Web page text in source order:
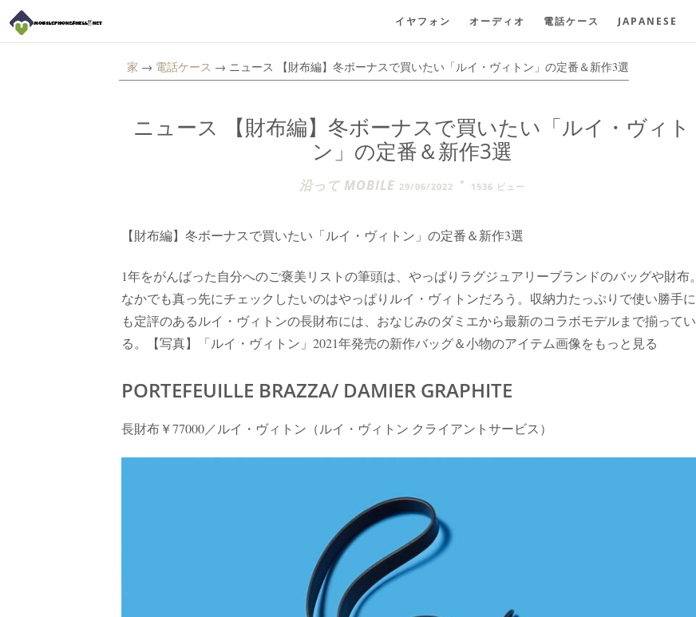
イヤフォン オーディオ 電話ケース JAPANESE
家 → 電話ケース → ニュース 【財布編】冬ボーナスで買いたい「ルイ・ヴィトン」の定番＆新作3選
ニュース 【財布編】冬ボーナスで買いたい「ルイ・ヴィト
ン」の定番＆新作3選
沿って MOBILE 29/06/2022 1536 ビュー
【財布編】冬ボーナスで買いたい「ルイ・ヴィトン」の定番＆新作3選
1年をがんばった自分へのご褒美リストの筆頭は、やっぱりラグジュアリーブランドのバッグや財布。
なかでも真っ先にチェックしたいのはやっぱりルイ・ヴィトンだろう。収納力たっぷりで使い勝手に
も定評のあるルイ・ヴィトンの長財布には、おなじみのダミエから最新のコラボモデルまで揃ってい
る。【写真】「ルイ・ヴィトン」2021年発売の新作バッグ＆小物のアイテム画像をもっと見る
PORTEFEUILLE BRAZZA/ DAMIER GRAPHITE
長財布￥77000／ルイ・ヴィトン（ルイ・ヴィトン クライアントサービス）